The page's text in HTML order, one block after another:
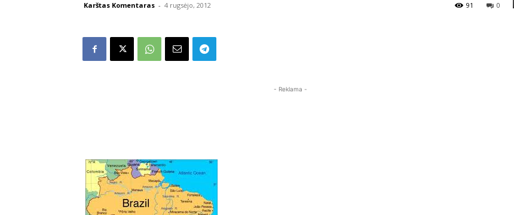
Karštas Komentaras - 4 rugsėjo, 2012 0
91
- Reklama -